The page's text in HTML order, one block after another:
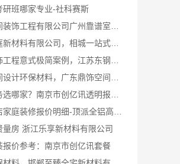
研班哪家专业-社科赛斯
量房 浙江乐享新材料有限公司
报价参考：南京市创亿讯套餐